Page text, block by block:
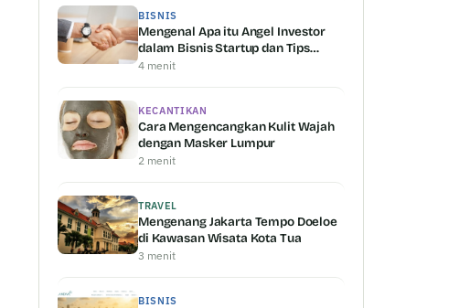
BISNIS
Mengenal Apa itu Angel Investor
dalam Bisnis Startup dan Tips
Mendapatkannya
4 menit
KECANTIKAN
Cara Mengencangkan Kulit Wajah
dengan Masker Lumpur
2 menit
TRAVEL
Mengenang Jakarta Tempo Doeloe
di Kawasan Wisata Kota Tua
3 menit
BISNIS